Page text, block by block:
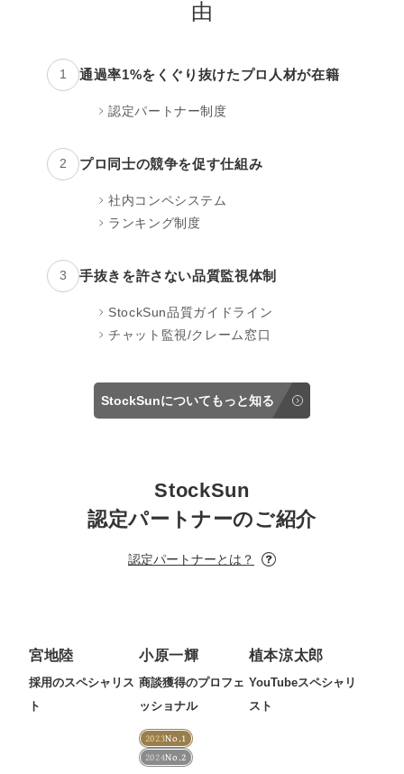
由
1 通過率1%をくぐり抜けたプロ人材が在籍
認定パートナー制度
2 プロ同士の競争を促す仕組み
社内コンペシステム
ランキング制度
3 手抜きを許さない品質監視体制
StockSun品質ガイドライン
チャット監視/クレーム窓口
StockSunについてもっと知る
StockSun
認定パートナーのご紹介
認定パートナーとは？
宮地陸
採用のスペシャリス
ト
小原一輝
商談獲得のプロフェ
ッショナル
2023No.1
2024No.2
植本涼太郎
YouTubeスペシャリ
スト